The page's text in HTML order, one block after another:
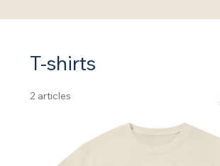
T-shirts
2 articles